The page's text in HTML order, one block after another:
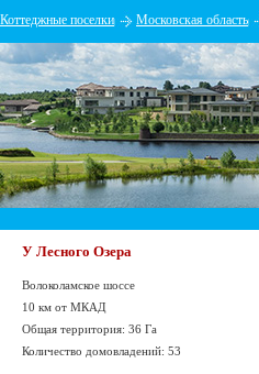
Коттеджные поселки Московская область
У Лесного Озера
Волоколамское шоссе
10 км от МКАД
Общая территория: 36 Га
Количество домовладений: 53